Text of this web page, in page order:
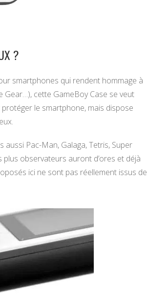
?
smartphones qui rendent hommage à
Gear…), cette GameBoy Case se veut
le smartphone, mais dispose
aussi Pac-Man, Galaga, Tetris, Super
observateurs auront d’ores et déjà
ici ne sont pas réellement issus de